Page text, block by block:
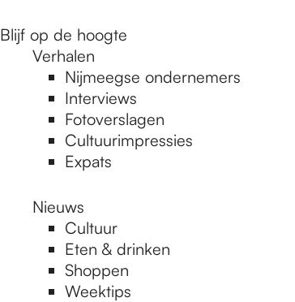
Blijf op de hoogte
Verhalen
Nijmeegse ondernemers
Interviews
Fotoverslagen
Cultuurimpressies
Expats
Nieuws
Cultuur
Eten & drinken
Shoppen
Weektips